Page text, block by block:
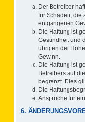
Der Betreiber
für Schäden, die
entgangenen
Die Haftung ist
Gesundheit und
übrigen der
Gewinn.
Die Haftung ist
Betreibers auf
begrenzt. Dies
Die
Ansprüche für
6.